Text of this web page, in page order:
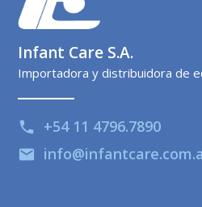
Infant Care S.A.
Importadora y distribuidora de
phone +54 11 4796.7890
email